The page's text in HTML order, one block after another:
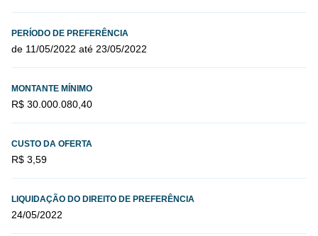
PERÍODO DE PREFERÊNCIA
de 11/05/2022 até 23/05/2022
MONTANTE MÍNIMO
R$ 30.000.080,40
CUSTO DA OFERTA
R$ 3,59
LIQUIDAÇÃO DO DIREITO DE PREFERÊNCIA
24/05/2022